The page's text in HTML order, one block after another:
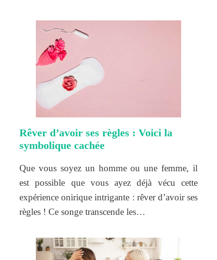
Rêver d’avoir ses règles : Voici la
symbolique cachée
Que vous soyez un homme ou une femme, il
est possible que vous ayez déjà vécu cette
expérience onirique intrigante : rêver d’avoir ses
règles ! Ce songe transcende les…